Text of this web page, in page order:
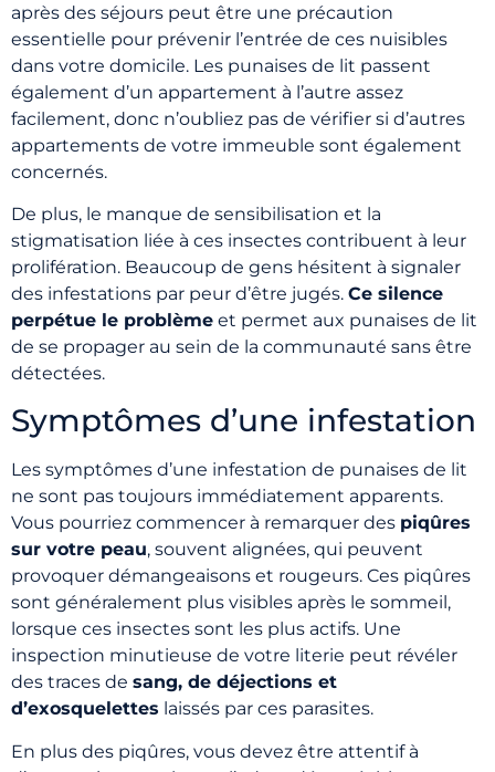
après des séjours peut être une précaution
essentielle pour prévenir l’entrée de ces nuisibles
dans votre domicile. Les punaises de lit passent
également d’un appartement à l’autre assez
facilement, donc n’oubliez pas de vérifier si d’autres
appartements de votre immeuble sont également
concernés.
De plus, le manque de sensibilisation et la
stigmatisation liée à ces insectes contribuent à leur
prolifération. Beaucoup de gens hésitent à signaler
des infestations par peur d’être jugés. Ce silence
perpétue le problème et permet aux punaises de lit
de se propager au sein de la communauté sans être
détectées.
Symptômes d’une infestation
Les symptômes d’une infestation de punaises de lit
ne sont pas toujours immédiatement apparents.
Vous pourriez commencer à remarquer des piqûres
sur votre peau, souvent alignées, qui peuvent
provoquer démangeaisons et rougeurs. Ces piqûres
sont généralement plus visibles après le sommeil,
lorsque ces insectes sont les plus actifs. Une
inspection minutieuse de votre literie peut révéler
des traces de sang, de déjections et
d’exosquelettes laissés par ces parasites.
En plus des piqûres, vous devez être attentif à